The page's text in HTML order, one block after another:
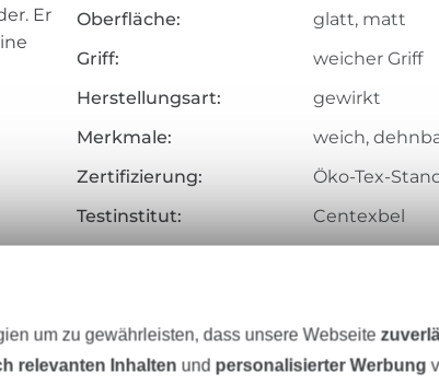
Er
Oberfläche:
glatt, matt
Griff:
weicher Griff
Herstellungsart:
gewirkt
Merkmale:
weich,
Zertifizierung:
Öko-Tex-
Testinstitut:
Centexbel
Hersteller-Kontaktdaten
um zu gewährleisten, dass unsere Webseite
relevanten Inhalten und personalisierter Werbung